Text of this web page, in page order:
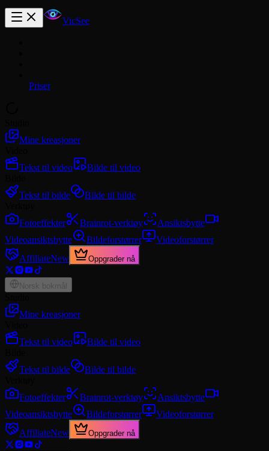
VicSee
Priser
Mine kreasjoner
Tekst til video
Bilde til video
Tekst til bilde
Bilde til bilde
Fotoeffekter
Brainrot-verktøy
Ansiktsbytte
Videoansiktsbytte
Bildeforstørrer
Videoforstørrer
AffiliateNew Oppgrader nå
Norsk bokmål
Mine kreasjoner
Tekst til video
Bilde til video
Tekst til bilde
Bilde til bilde
Fotoeffekter
Brainrot-verktøy
Ansiktsbytte
Videoansiktsbytte
Bildeforstørrer
Videoforstørrer
AffiliateNew Oppgrader nå